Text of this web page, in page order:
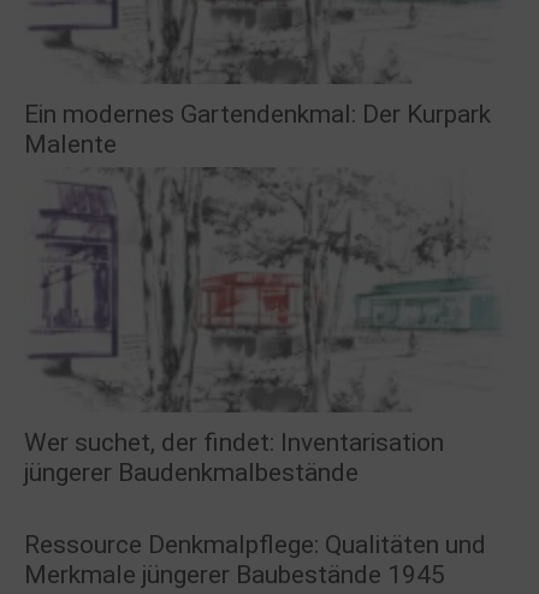
Ein modernes Gartendenkmal: Der Kurpark
Malente
Wer suchet, der findet: Inventarisation
jüngerer Baudenkmalbestände
Ressource Denkmalpflege: Qualitäten und
Merkmale jüngerer Baubestände 1945